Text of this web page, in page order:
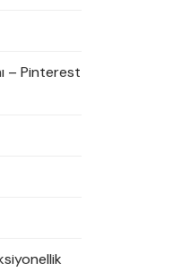
– Pinterest